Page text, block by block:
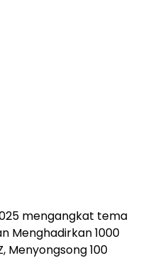
mengangkat tema
Menghadirkan 1000
Menyongsong 100